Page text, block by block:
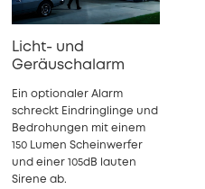
Licht- und
Geräuschalarm
Ein optionaler Alarm
schreckt Eindringlinge und
Bedrohungen mit einem
150 Lumen Scheinwerfer
und einer 105dB lauten
Sirene ab.